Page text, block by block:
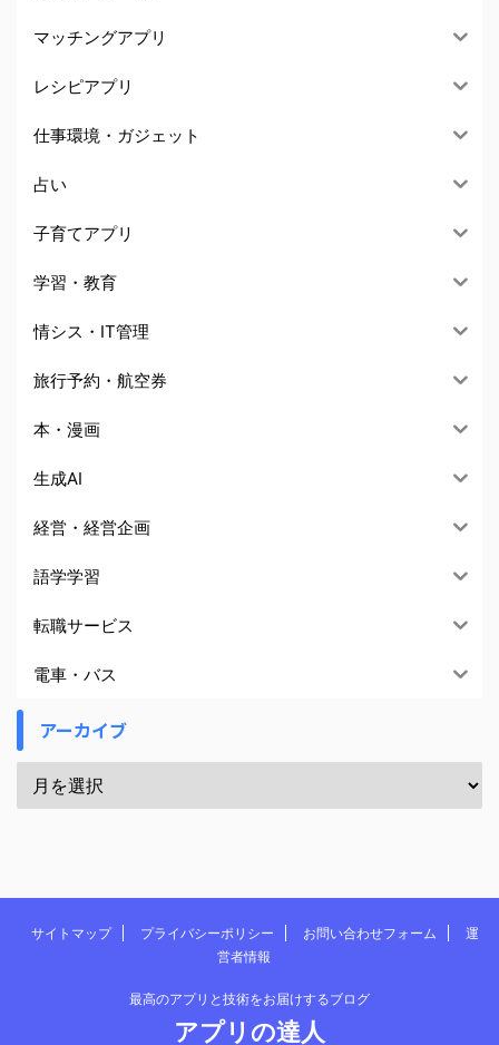
マッチングアプリ
レシピアプリ
仕事環境・ガジェット
占い
子育てアプリ
学習・教育
情シス・IT管理
旅行予約・航空券
本・漫画
生成AI
経営・経営企画
語学学習
転職サービス
電車・バス
アーカイブ
サイトマップ プライバシーポリシー お問い合わせフォーム
運
営者情報
最高のアプリと技術をお届けするブログ
アプリの達人